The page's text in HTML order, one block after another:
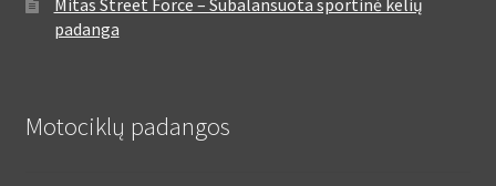
Mitas Street Force – Subalansuota sportinė kelių
padanga
Motociklų padangos